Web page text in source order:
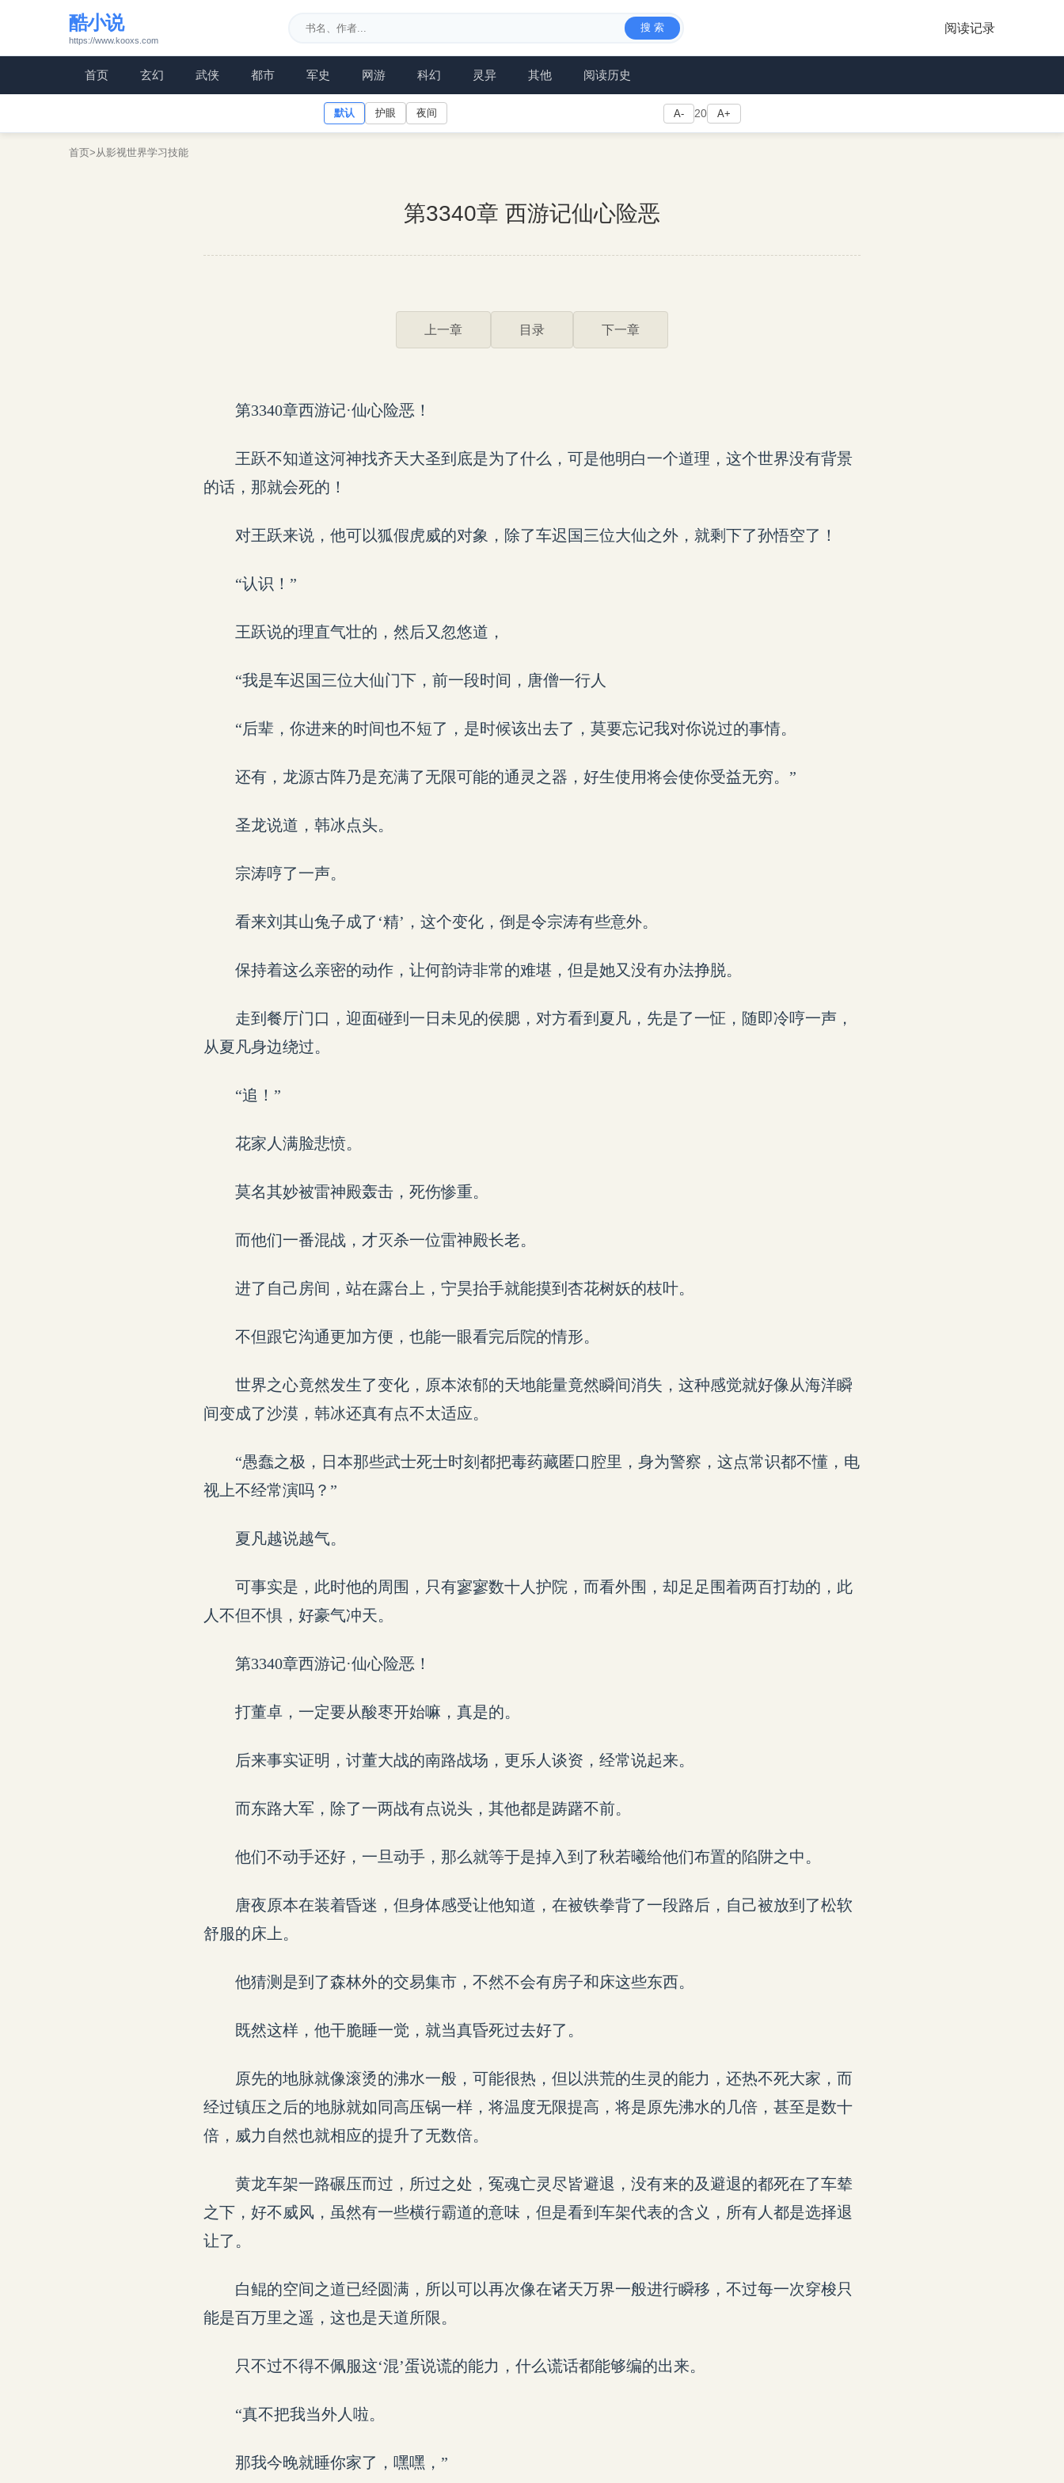
酷小说
https://www.kooxs.com
搜 索 阅读记录
首页 玄幻 武侠 都市 军史 网游 科幻 灵异 其他 阅读历史
默认 护眼 夜间 A- 20 A+
首页>从影视世界学习技能
第3340章 西游记仙心险恶
上一章 目录 下一章
第3340章西游记·仙心险恶！
王跃不知道这河神找齐天大圣到底是为了什么，可是他明白一个道理，这个世界没有背景
的话，那就会死的！
对王跃来说，他可以狐假虎威的对象，除了车迟国三位大仙之外，就剩下了孙悟空了！
“认识！”
王跃说的理直气壮的，然后又忽悠道，
“我是车迟国三位大仙门下，前一段时间，唐僧一行人
“后辈，你进来的时间也不短了，是时候该出去了，莫要忘记我对你说过的事情。
还有，龙源古阵乃是充满了无限可能的通灵之器，好生使用将会使你受益无穷。”
圣龙说道，韩冰点头。
宗涛哼了一声。
看来刘其山兔子成了‘精’，这个变化，倒是令宗涛有些意外。
保持着这么亲密的动作，让何韵诗非常的难堪，但是她又没有办法挣脱。
走到餐厅门口，迎面碰到一日未见的侯腮，对方看到夏凡，先是了一怔，随即冷哼一声，
从夏凡身边绕过。
“追！”
花家人满脸悲愤。
莫名其妙被雷神殿轰击，死伤惨重。
而他们一番混战，才灭杀一位雷神殿长老。
进了自己房间，站在露台上，宁昊抬手就能摸到杏花树妖的枝叶。
不但跟它沟通更加方便，也能一眼看完后院的情形。
世界之心竟然发生了变化，原本浓郁的天地能量竟然瞬间消失，这种感觉就好像从海洋瞬
间变成了沙漠，韩冰还真有点不太适应。
“愚蠢之极，日本那些武士死士时刻都把毒药藏匿口腔里，身为警察，这点常识都不懂，电
视上不经常演吗？”
夏凡越说越气。
可事实是，此时他的周围，只有寥寥数十人护院，而看外围，却足足围着两百打劫的，此
人不但不惧，好豪气冲天。
第3340章西游记·仙心险恶！
打董卓，一定要从酸枣开始嘛，真是的。
后来事实证明，讨董大战的南路战场，更乐人谈资，经常说起来。
而东路大军，除了一两战有点说头，其他都是踌躇不前。
他们不动手还好，一旦动手，那么就等于是掉入到了秋若曦给他们布置的陷阱之中。
唐夜原本在装着昏迷，但身体感受让他知道，在被铁拳背了一段路后，自己被放到了松软
舒服的床上。
他猜测是到了森林外的交易集市，不然不会有房子和床这些东西。
既然这样，他干脆睡一觉，就当真昏死过去好了。
原先的地脉就像滚烫的沸水一般，可能很热，但以洪荒的生灵的能力，还热不死大家，而
经过镇压之后的地脉就如同高压锅一样，将温度无限提高，将是原先沸水的几倍，甚至是数十
倍，威力自然也就相应的提升了无数倍。
黄龙车架一路碾压而过，所过之处，冤魂亡灵尽皆避退，没有来的及避退的都死在了车辇
之下，好不威风，虽然有一些横行霸道的意味，但是看到车架代表的含义，所有人都是选择退
让了。
白鲲的空间之道已经圆满，所以可以再次像在诸天万界一般进行瞬移，不过每一次穿梭只
能是百万里之遥，这也是天道所限。
只不过不得不佩服这‘混’蛋说谎的能力，什么谎话都能够编的出来。
“真不把我当外人啦。
那我今晚就睡你家了，嘿嘿，”